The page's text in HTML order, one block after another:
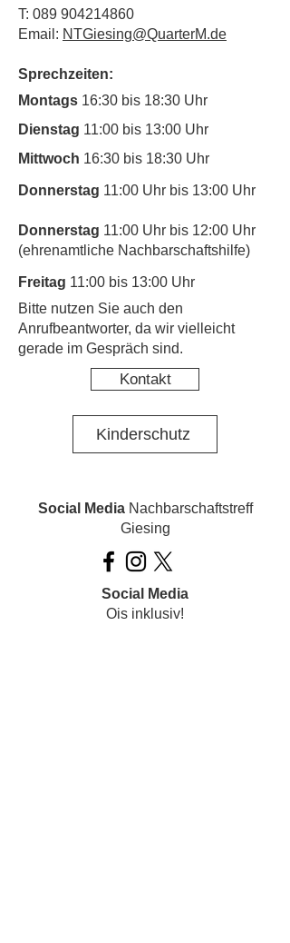
T: 089 904214860
Email: NTGiesing@QuarterM.de
Sprechzeiten:
Montags 16:30 bis 18:30 Uhr
Dienstag 11:00 bis 13:00 Uhr
Mittwoch 16:30 bis 18:30 Uhr
Donnerstag 11:00 Uhr bis 13:00 Uhr
Donnerstag 11:00 Uhr bis 12:00 Uhr
(ehrenamtliche Nachbarschaftshilfe)
Freitag 11:00 bis 13:00 Uhr
​Bitte nutzen Sie auch den
Anrufbeantworter, da wir vielleicht
gerade im Gespräch sind.
Kontakt
Kinderschutz
Social MediaNachbarschaftstreff
Giesing
Social Media
Ois inklusiv!